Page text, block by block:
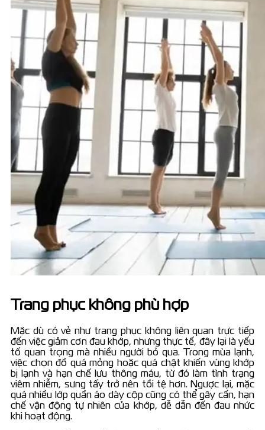
Trang phục không phù hợp
Mặc dù có vẻ như trang phục không liên quan trực tiếp
đến việc giảm cơn đau khớp, nhưng thực tế, đây lại là yếu
tố quan trọng mà nhiều người bỏ qua. Trong mùa lạnh,
việc chọn đồ quá mỏng hoặc quá chật khiến vùng khớp
bị lạnh và hạn chế lưu thông máu, từ đó làm tình trạng
viêm nhiễm, sưng tấy trở nên tồi tệ hơn. Ngược lại, mặc
quá nhiều lớp quần áo dày cộp cũng có thể gây cấn, hạn
chế vận động tự nhiên của khớp, dễ dẫn đến đau nhức
khi hoạt động.